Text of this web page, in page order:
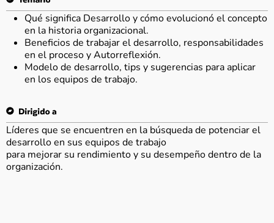
Qué significa Desarrollo y cómo evolucionó el concepto
en la historia organizacional.
Beneficios de trabajar el desarrollo, responsabilidades
en el proceso y Autorreflexión.
Modelo de desarrollo, tips y sugerencias para aplicar
en los equipos de trabajo.
Líderes que se encuentren en la búsqueda de potenciar el
desarrollo en sus equipos de trabajo
para mejorar su rendimiento y su desempeño dentro de la
organización.